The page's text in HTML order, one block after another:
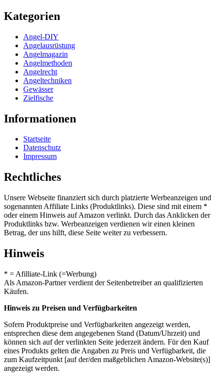
Kategorien
Angel-DIY
Angelausrüstung
Angelmagazin
Angelmethoden
Angelrecht
Angeltechniken
Gewässer
Zielfische
Informationen
Startseite
Datenschutz
Impressum
Rechtliches
Unsere Webseite finanziert sich durch platzierte Werbeanzeigen und
sogenannten Affiliate Links (Produktlinks). Diese sind mit einem *
oder einem Hinweis auf Amazon verlinkt. Durch das Anklicken der
Produktlinks bzw. Werbeanzeigen verdienen wir einen kleinen
Betrag, der uns hilft, diese Seite weiter zu verbessern.
Hinweis
* = Afilliate-Link (=Werbung)
Als Amazon-Partner verdient der Seitenbetreiber an qualifizierten
Käufen.
Hinweis zu Preisen und Verfügbarkeiten
Sofern Produktpreise und Verfügbarkeiten angezeigt werden,
entsprechen diese dem angegebenen Stand (Datum/Uhrzeit) und
können sich auf der verlinkten Seite jederzeit ändern. Für den Kauf
eines Produkts gelten die Angaben zu Preis und Verfügbarkeit, die
zum Kaufzeitpunkt [auf der/den maßgeblichen Amazon-Website(s)]
angezeigt werden.